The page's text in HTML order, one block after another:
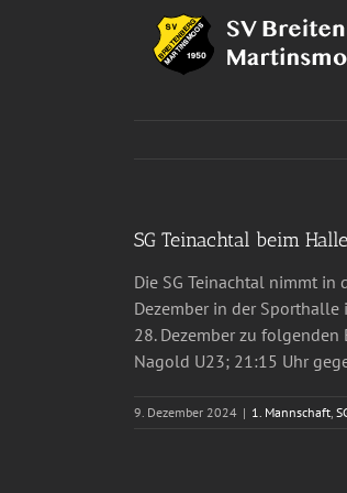
SG Teinachtal beim
Die SG Teinachtal nimmt in
Dezember in der Sporthalle
28. Dezember zu
Nagold U23; 21:15 Uhr
9. Dezember 2024 | 1. Mannschaft,